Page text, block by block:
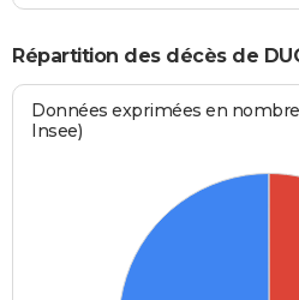
Répartition des décès de
Données exprimées en nombre
Insee)